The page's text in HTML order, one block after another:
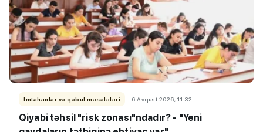
İmtahanlar və qəbul məsələləri 6 Avqust 2026, 11:32
Qiyabi təhsil "risk zonası"ndadır? - "Yeni